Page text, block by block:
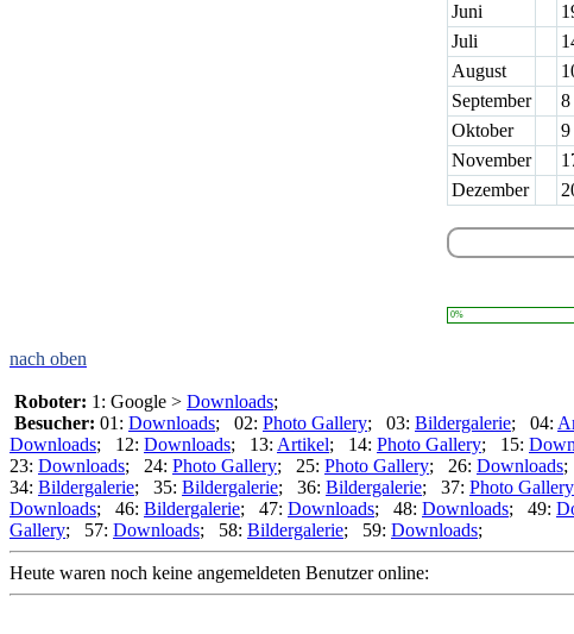
Juni
Juli
August
September
8
Oktober
9
November
Dezember
0%
nach oben
Roboter: 1: Google > Downloads;
Besucher: 01: Downloads; 02: Photo Gallery; 03: Bildergalerie; 04:
Downloads; 12: Downloads; 13: Artikel; 14: Photo Gallery; 15:
23: Downloads; 24: Photo Gallery; 25: Photo Gallery; 26: Downloads;
34: Bildergalerie; 35: Bildergalerie; 36: Bildergalerie; 37: Photo Gallery
Downloads; 46: Bildergalerie; 47: Downloads; 48: Downloads; 49:
Gallery; 57: Downloads; 58: Bildergalerie; 59: Downloads;
Heute waren noch keine angemeldeten Benutzer online: